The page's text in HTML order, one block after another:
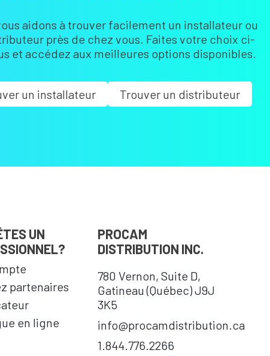
aidons à trouver facilement un installateur ou
près de chez vous. Faites votre choix ci-
et accédez aux meilleures options disponibles.
un installateur Trouver un distributeur
UN
partenaires
en ligne
PROCAM
DISTRIBUTION INC.
780 Vernon, Suite D,
Gatineau (Québec) J9J
3K5
info@procamdistribution.ca
1.844.776.2266